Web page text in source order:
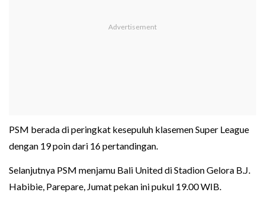
PSM berada di peringkat kesepuluh klasemen Super League
dengan 19 poin dari 16 pertandingan.
Selanjutnya PSM menjamu Bali United di Stadion Gelora B.J.
Habibie, Parepare, Jumat pekan ini pukul 19.00 WIB.